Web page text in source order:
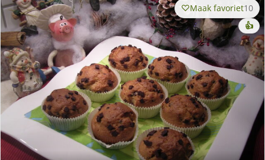
Maak favoriet10
👍